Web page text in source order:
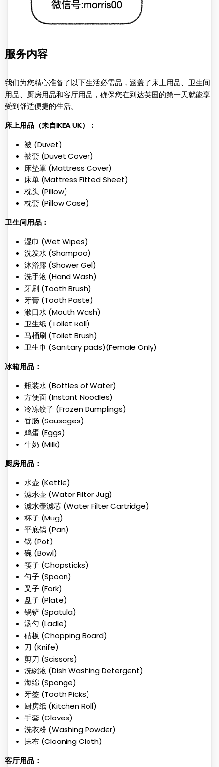
服务内容
我们为您精心准备了以下生活必需品，涵盖了床上用品、卫生间
用品、厨房用品和客厅用品，确保您在到达英国的第一天就能享
受到舒适便捷的生活。
床上用品（来自IKEA UK）：
被 (Duvet)
被套 (Duvet Cover)
床垫罩 (Mattress Cover)
床单 (Mattress Fitted Sheet)
枕头 (Pillow)
枕套 (Pillow Case)
卫生间用品：
湿巾 (Wet Wipes)
洗发水 (Shampoo)
沐浴露 (Shower Gel)
洗手液 (Hand Wash)
牙刷 (Tooth Brush)
牙膏 (Tooth Paste)
漱口水 (Mouth Wash)
卫生纸 (Toilet Roll)
马桶刷 (Toilet Brush)
卫生巾 (Sanitary pads)(Female Only)
冰箱用品：
瓶装水 (Bottles of Water)
方便面 (Instant Noodles)
冷冻饺子 (Frozen Dumplings)
香肠 (Sausages)
鸡蛋 (Eggs)
牛奶 (Milk)
厨房用品：
水壶 (Kettle)
滤水壶 (Water Filter Jug)
滤水壶滤芯 (Water Filter Cartridge)
杯子 (Mug)
平底锅 (Pan)
锅 (Pot)
碗 (Bowl)
筷子 (Chopsticks)
勺子 (Spoon)
叉子 (Fork)
盘子 (Plate)
锅铲 (Spatula)
汤勺 (Ladle)
砧板 (Chopping Board)
刀 (Knife)
剪刀 (Scissors)
洗碗液 (Dish Washing Detergent)
海绵 (Sponge)
牙签 (Tooth Picks)
厨房纸 (Kitchen Roll)
手套 (Gloves)
洗衣粉 (Washing Powder)
抹布 (Cleaning Cloth)
客厅用品：